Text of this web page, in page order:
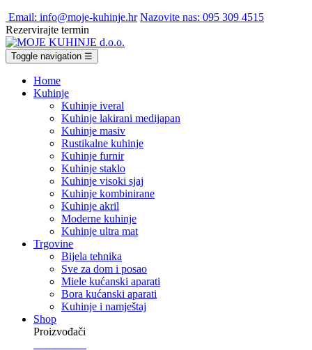
Email: info@moje-kuhinje.hr Nazovite nas: 095 309 4515
Rezervirajte termin
Toggle navigation ☰
Home
Kuhinje
Kuhinje iveral
Kuhinje lakirani medijapan
Kuhinje masiv
Rustikalne kuhinje
Kuhinje furnir
Kuhinje staklo
Kuhinje visoki sjaj
Kuhinje kombinirane
Kuhinje akril
Moderne kuhinje
Kuhinje ultra mat
Trgovine
Bijela tehnika
Sve za dom i posao
Miele kućanski aparati
Bora kućanski aparati
Kuhinje i namještaj
Shop
Proizvođači